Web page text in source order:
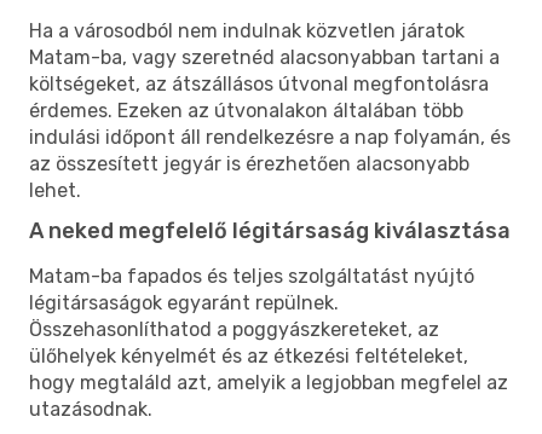
Ha a városodból nem indulnak közvetlen járatok
Matam-ba, vagy szeretnéd alacsonyabban tartani a
költségeket, az átszállásos útvonal megfontolásra
érdemes. Ezeken az útvonalakon általában több
indulási időpont áll rendelkezésre a nap folyamán, és
az összesített jegyár is érezhetően alacsonyabb
lehet.
A neked megfelelő légitársaság kiválasztása
Matam-ba fapados és teljes szolgáltatást nyújtó
légitársaságok egyaránt repülnek.
Összehasonlíthatod a poggyászkereteket, az
ülőhelyek kényelmét és az étkezési feltételeket,
hogy megtaláld azt, amelyik a legjobban megfelel az
utazásodnak.